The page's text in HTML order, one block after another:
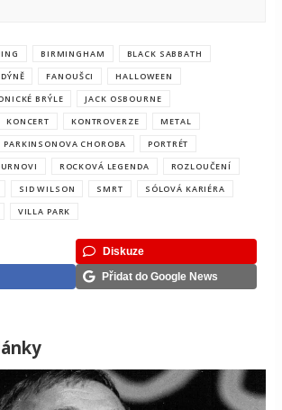
BIRMINGHAM
BLACK SABBATH
DÝNĚ FANOUŠCI
HALLOWEEN
BRÝLE
JACK OSBOURNE
KONCERT KONTROVERZE
METAL
PARKINSONOVA CHOROBA
PORTRÉT
ROCKOVÁ LEGENDA
ROZLOUČENÍ
SID WILSON SMRT
SÓLOVÁ KARIÉRA
VILLA PARK
Diskuze
Přidat do Google News